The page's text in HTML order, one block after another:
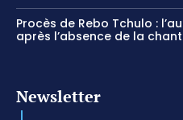
Procès de Rebo Tchulo :
après l’absence de la
Newsletter